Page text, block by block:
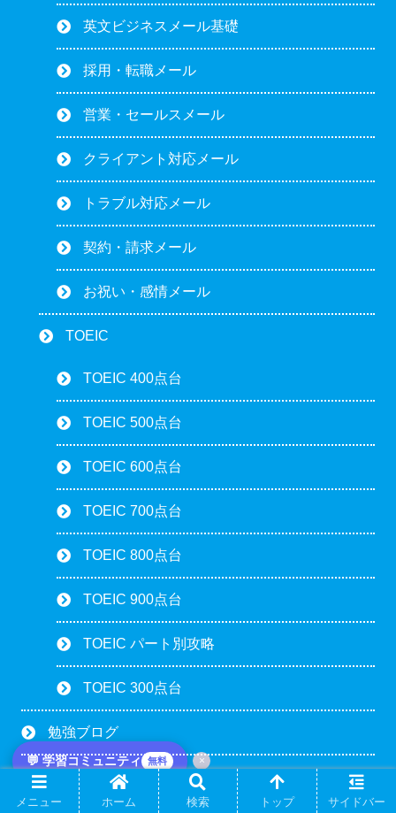
💬 学習コミュニティ 無料 ×
英文ビジネスメール基礎
採用・転職メール
営業・セールスメール
クライアント対応メール
トラブル対応メール
契約・請求メール
お祝い・感情メール
TOEIC
TOEIC 400点台
TOEIC 500点台
TOEIC 600点台
TOEIC 700点台
TOEIC 800点台
TOEIC 900点台
TOEIC パート別攻略
TOEIC 300点台
勉強ブログ
スウェーデン語
メニュー ホーム 検索 トップ サイドバー